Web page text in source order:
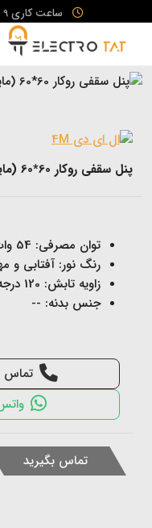
ساعت کاری 9 الی 17
پنل سقفی روکار 60*60 (ماین) 4M
توان مصرفی: 54 وات
رنگ نور: آفتابی و
زاویه تابش: 120 درجه
جنس بدنه: --
تماس با
واتس اپ:
تماس بگیرید